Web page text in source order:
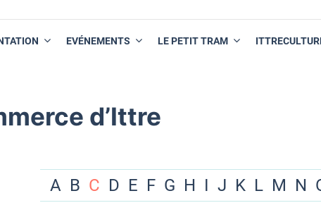
EVÉNEMENTS LE PETIT TRAM
d’Ittre
A B C D E F G H I J K L M N